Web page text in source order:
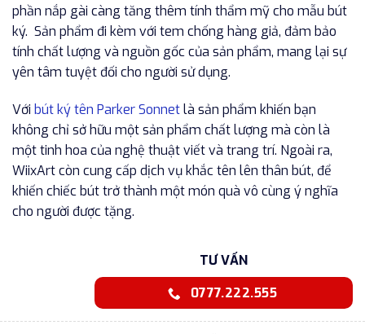
phần nắp gài càng tăng thêm tính thẩm mỹ cho mẫu bút
ký. Sản phẩm đi kèm với tem chống hàng giả, đảm bảo
tính chất lượng và nguồn gốc của sản phẩm, mang lại sự
yên tâm tuyệt đối cho người sử dụng.
Với bút ký tên Parker Sonnetlà sản phẩm khiến bạn
không chỉ sở hữu một sản phẩm chất lượng mà còn là
một tinh hoa của nghệ thuật viết và trang trí. Ngoài ra,
WiixArt còn cung cấp dịch vụ khắc tên lên thân bút, để
khiến chiếc bút trở thành một món quà vô cùng ý nghĩa
cho người được tặng.
TƯ VẤN
0777.222.555